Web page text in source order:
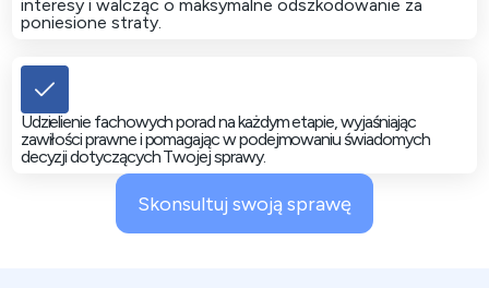
interesy i walcząc o maksymalne odszkodowanie za
poniesione straty.
Udzielienie fachowych porad na każdym etapie, wyjaśniając
zawiłości prawne i pomagając w podejmowaniu świadomych
decyzji dotyczących Twojej sprawy.
Skonsultuj swoją sprawę